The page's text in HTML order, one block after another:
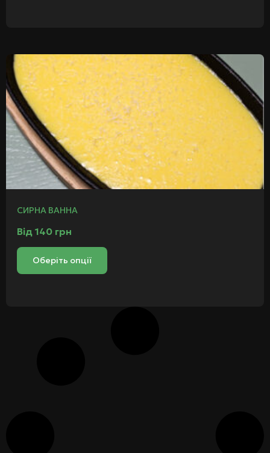
СИРНА ВАННА
Від 140 грн
Оберіть опції